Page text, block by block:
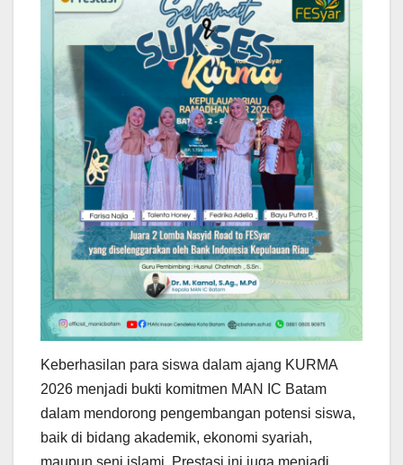
Keberhasilan para siswa dalam ajang KURMA
2026 menjadi bukti komitmen MAN IC Batam
dalam mendorong pengembangan potensi siswa,
baik di bidang akademik, ekonomi syariah,